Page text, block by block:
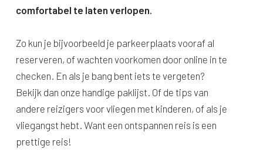
comfortabel te laten verlopen.
Zo kun je bijvoorbeeld je parkeerplaats vooraf al
reserveren, of wachten voorkomen door online in te
checken. En als je bang bent iets te vergeten?
Bekijk dan onze handige paklijst. Of de tips van
andere reizigers voor vliegen met kinderen, of als je
vliegangst hebt. Want een ontspannen reis is een
prettige reis!